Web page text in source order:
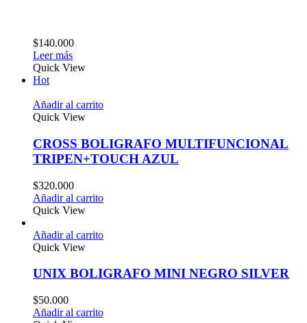
$140.000
Leer más
Quick View
Hot
Añadir al carrito
Quick View
CROSS BOLIGRAFO MULTIFUNCIONAL
TRIPEN+TOUCH AZUL
$320.000
Añadir al carrito
Quick View
Añadir al carrito
Quick View
UNIX BOLIGRAFO MINI NEGRO SILVER
$50.000
Añadir al carrito